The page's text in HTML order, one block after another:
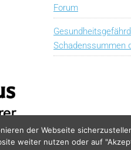
Forum
Schadenssummen
der Webseite
weiter nutzen oder auf